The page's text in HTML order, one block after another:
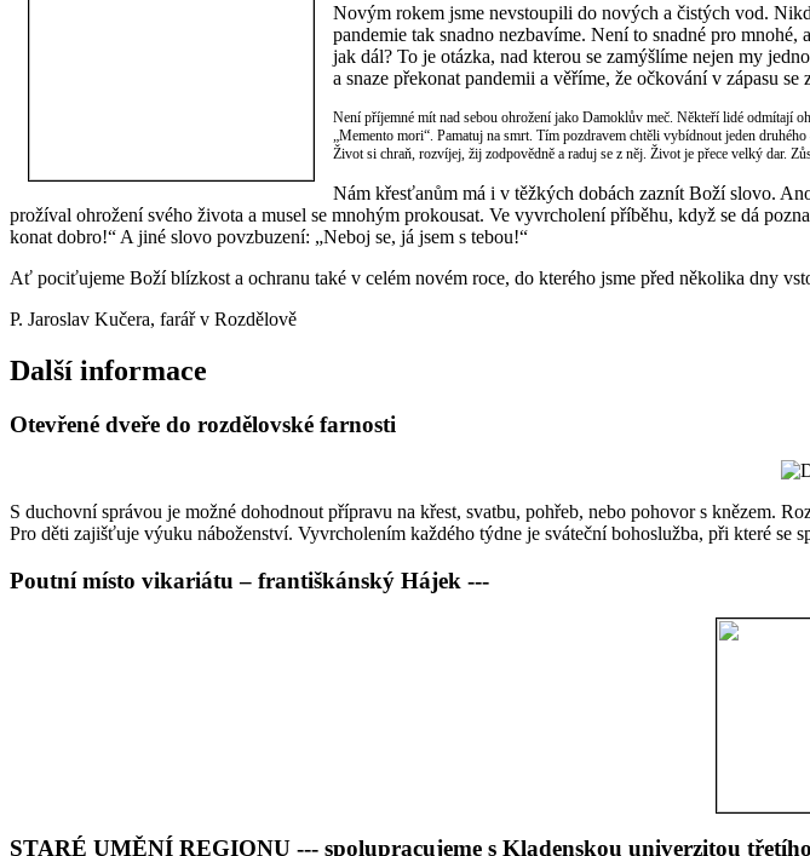
Novým rokem jsme nevstoupili do nových a čistých vod.
pandemie tak snadno nezbavíme. Není to snadné pro
jak dál? To je otázka, nad kterou se zamýšlíme nejen my
a snaze překonat pandemii a věříme, že očkování v zápasu
Není příjemné mít nad sebou ohrožení jako Damoklův meč. Někteří lidé odmítají
„Memento mori“. Pamatuj na smrt. Tím pozdravem chtěli vybídnout jeden
Život si chraň, rozvíjej, žij zodpovědně a raduj se z něj. Život je přece velký dar.
Nám křesťanům má i v těžkých dobách zaznít Boží slovo.
prožíval ohrožení svého života a musel se mnohým prokousat. Ve vyvrcholení příběhu, když se dá
konat dobro!“ A jiné slovo povzbuzení: „Neboj se, já jsem s tebou!“
Ať pociťujeme Boží blízkost a ochranu také v celém novém roce, do kterého jsme před několika dny
P. Jaroslav Kučera, farář v Rozdělově
Další informace
Otevřené dveře do rozdělovské farnosti
S duchovní správou je možné dohodnout přípravu na křest, svatbu, pohřeb, nebo pohovor s knězem.
Pro děti zajišťuje výuku náboženství. Vyvrcholením každého týdne je sváteční bohoslužba, při které se
Poutní místo vikariátu – františkánský Hájek ---
STARÉ UMĚNÍ REGIONU --- spolupracujeme s Kladenskou univerzitou